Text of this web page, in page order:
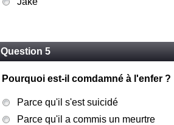
Question 5
Pourquoi est-il comdamné à l'enfer ?
Parce qu'il s'est suicidé
Parce qu'il a commis un meurtre